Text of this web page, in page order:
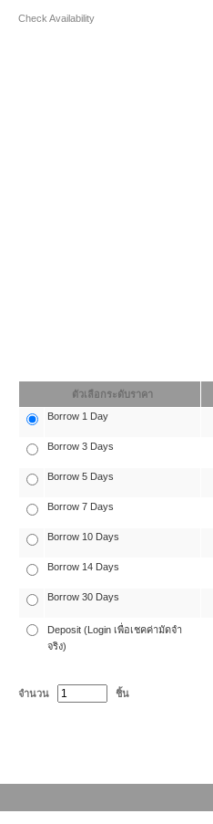
Check Availability
ตัวเลือกระดับราคา
Borrow 1 Day
Borrow 3 Days
Borrow 5 Days
Borrow 7 Days
Borrow 10 Days
Borrow 14 Days
Borrow 30 Days
Deposit (Login เพื่อเชคค่ามัดจำ
จริง)
จำนวน ชิ้น